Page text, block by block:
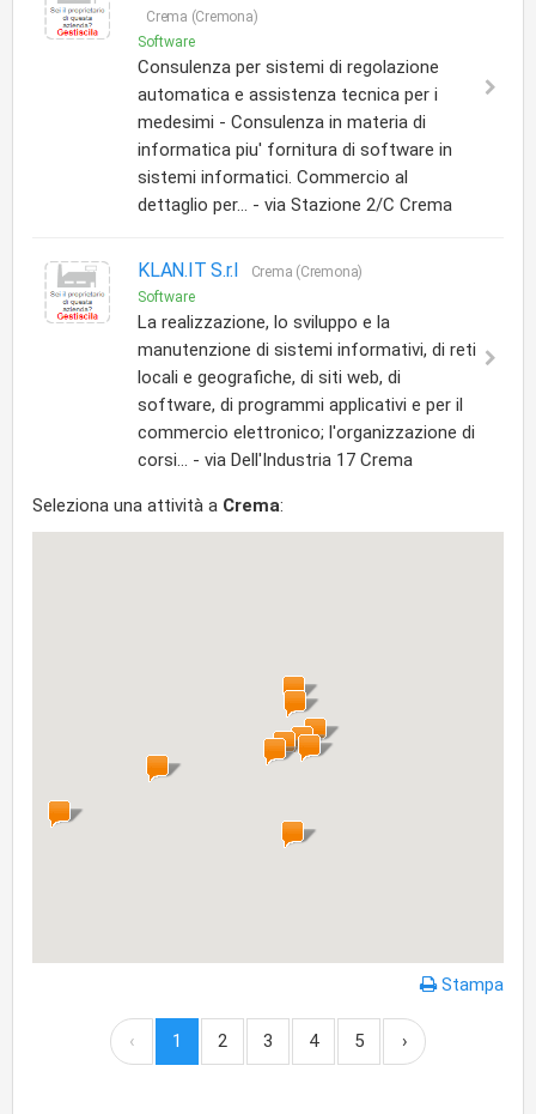
Crema (Cremona)
Software
Consulenza per sistemi di regolazione
automatica e assistenza tecnica per i
medesimi - Consulenza in materia di
informatica piu' fornitura di software in
sistemi informatici. Commercio al
dettaglio per... - via Stazione 2/C Crema
KLAN.IT S.r.l
Crema (Cremona)
Software
La realizzazione, lo sviluppo e la
manutenzione di sistemi informativi, di reti
locali e geografiche, di siti web, di
software, di programmi applicativi e per il
commercio elettronico; l'organizzazione di
corsi... - via Dell'Industria 17 Crema
Seleziona una attività a Crema:
Stampa
‹ 1 2 3 4 5 ›